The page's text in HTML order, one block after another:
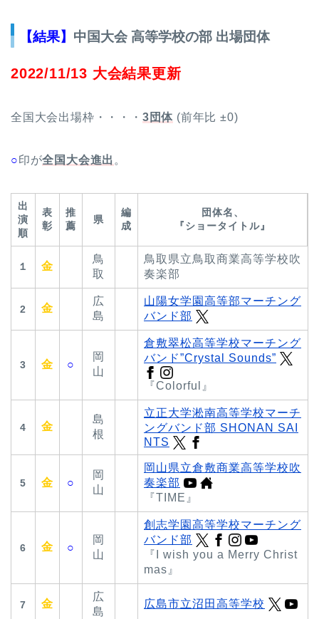
【結果】 中国大会 高等学校の部 出場団体
2022/11/13 大会結果更新
全国大会出場枠・・・・ 3団体 (前年比 ±0)
○印が全国大会進出 。
出
演
順
表
彰
推
薦
県
編
成
団体名、
『ショータイトル』
１ 金
⿃
取
⿃取県⽴⿃取商業⾼等学校吹
奏楽部
2 金
広
島
⼭陽⼥学園⾼等部マーチング
バンド部
3 金 ○
岡
⼭
倉敷翠松高等学校マーチング
バンド”Crystal Sounds”
『Colorful』
4 金
島
根
立正大学淞南高等学校マーチ
ングバンド部 SHONAN SAI
NTS
5 金 ○
岡
⼭
岡⼭県⽴倉敷商業⾼等学校吹
奏楽部
『TIME』
6 金 ○
岡
⼭
創志学園高等学校マーチング
バンド部
『I wish you a Merry Christ
mas』
7 金
広
島
広島市⽴沼⽥⾼等学校